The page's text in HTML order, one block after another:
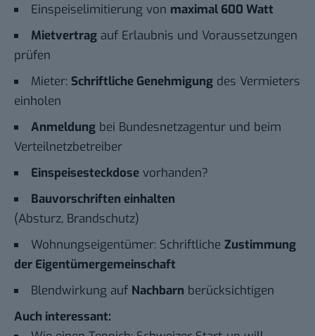
Einspeiselimitierung von maximal 600 Watt
Mietvertrag auf Erlaubnis und Voraussetzungen
prüfen
Mieter: Schriftliche Genehmigung des Vermieters
einholen
Anmeldung bei Bundesnetzagentur und beim
Verteilnetzbetreiber
Einspeisesteckdose vorhanden?
Bauvorschriften einhalten
(Absturz, Brandschutz)
Wohnungseigentümer: Schriftliche Zustimmung
der Eigentümergemeinschaft
Blendwirkung auf Nachbarn berücksichtigen
Auch interessant: